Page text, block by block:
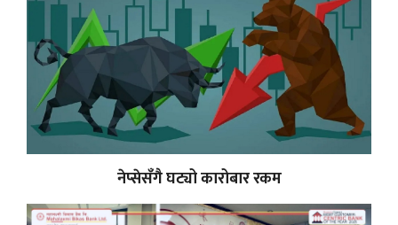
नेप्सेसँगै घट्यो कारोबार रकम